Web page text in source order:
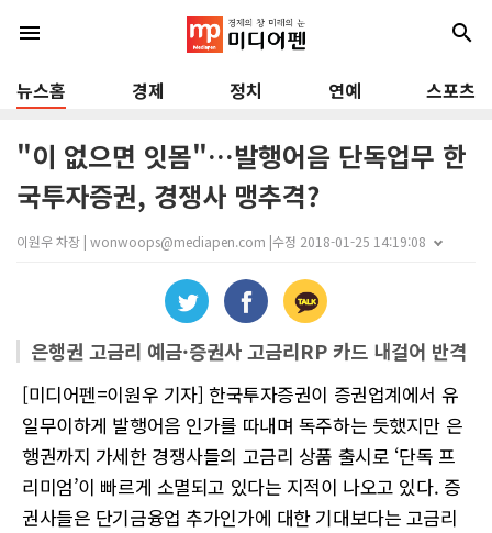
menu search
뉴스홈 경제 정치 연예 스포츠
"이 없으면 잇몸"…발행어음 단독업무 한
국투자증권, 경쟁사 맹추격?
이원우 차장 | wonwoops@mediapen.com |수정 2018-01-25 14:19:08
은행권 고금리 예금·증권사 고금리RP 카드 내걸어 반격
[미디어펜=이원우 기자] 한국투자증권이 증권업계에서 유
일무이하게 발행어음 인가를 따내며 독주하는 듯했지만 은
행권까지 가세한 경쟁사들의 고금리 상품 출시로 ‘단독 프
리미엄’이 빠르게 소멸되고 있다는 지적이 나오고 있다. 증
권사들은 단기금융업 추가인가에 대한 기대보다는 고금리